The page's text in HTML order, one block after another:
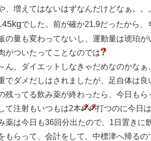
、増えてはないはずなんだけどなぁ。。
でした。前が確か21.9だったから、
の量も変わってないし、運動量は琥珀
がついたってことなのでは
ん、ダイエットしなきゃだめなのかなぁ
でダメだしはされましたが、足自体は良
残ってる飲み薬が終わったら、今日も
て注射もいつもは2本
打つのに今日
薬は今日も36回分出たので、1日置きに
もらって、会計をして、中標津へ帰るの